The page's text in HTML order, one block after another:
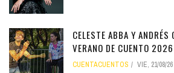
CELESTE ABBA Y ANDRÉS
VERANO DE CUENTO 2026
CUENTACUENTOS VIE, 21/08/26